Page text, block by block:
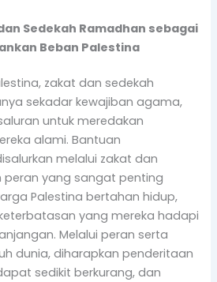
Sedekah Ramadhan sebagai
Beban Palestina
zakat dan sedekah
sekadar kewajiban agama,
untuk meredakan
alami. Bantuan
melalui zakat dan
peran yang sangat penting
Palestina bertahan hidup,
yang mereka hadapi
Melalui peran serta
dunia, diharapkan penderitaan
sedikit berkurang, dan